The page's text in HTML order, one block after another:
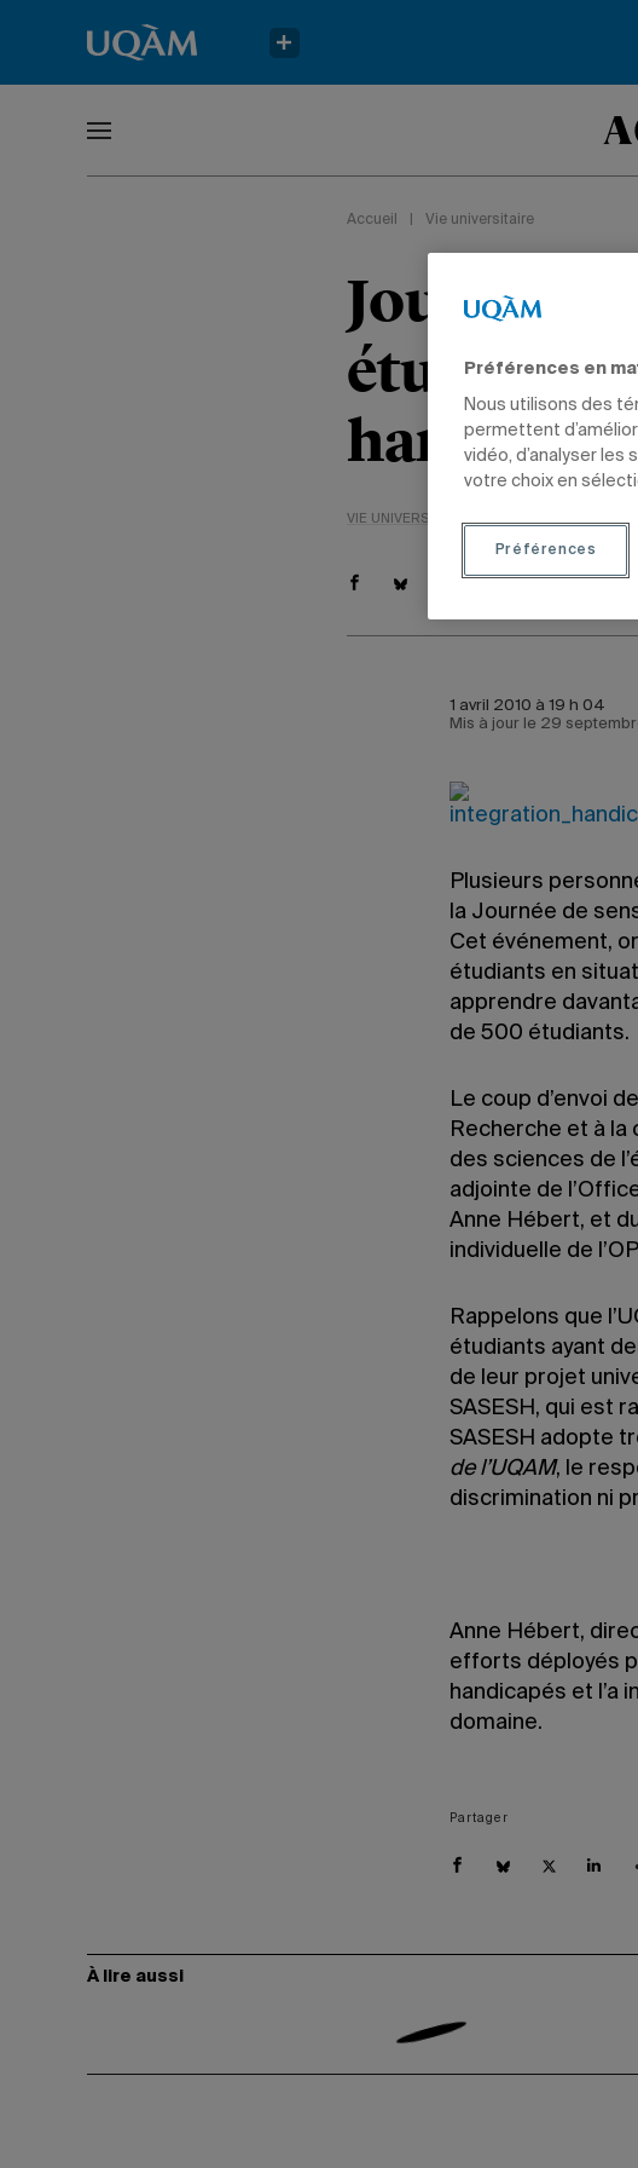
Accueil Vie universitaire
Journée
étudiants
handicap
VIE UNIVERSITAIRE
1 avril 2010 à 19 h 04
Mis à jour le 29
Plusieurs
la Journée de
Cet événement,
étudiants en
apprendre
de 500 étudiants.
Le coup d’envoi
Recherche et à la
des sciences de
adjointe de
Anne Hébert, et
individuelle de
Rappelons que
étudiants ayant
de leur projet
SASESH, qui est
SASESH adopte
de l’UQAM, le
discrimination ni
Anne Hébert,
efforts déployés
handicapés et l’a
domaine.
Partager
À lire aussi
Préférences en
Nous utilisons des
permettent
vidéo, d’analyser
votre choix en
Préférences